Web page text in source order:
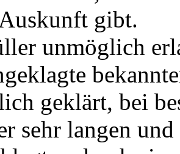
gibt.
unmöglich
geklärt, bei
sehr langen